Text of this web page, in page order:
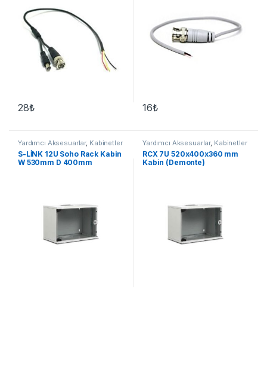
28₺ 16₺
Yardımcı Aksesuarlar, Kabinetler
S-LİNK 12U Soho Rack Kabin
W 530mm D 400mm
Yardımcı Aksesuarlar, Kabinetler
RCX 7U 520x400x360 mm
Kabin (Demonte)